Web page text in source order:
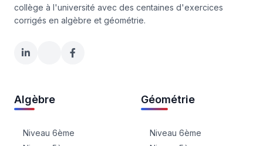
collège à l'université avec des centaines d'exercices
corrigés en algèbre et géométrie.
Algèbre
Niveau 6ème
Géométrie
Niveau 6ème